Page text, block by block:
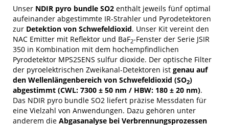
Unser NDIR pyro bundle SO2 enthält jeweils fünf optimal
aufeinander abgestimmte IR-Strahler und Pyrodetektoren
zur Detektion von Schwefeldioxid. Unser Kit vereint den
NAC Emitter mit Reflektor und BaF2-Fenster der Serie JSIR
350 in Kombination mit dem hochempfindlichen
Pyrodetektor MPS2SENS sulfur dioxide. Der optische Filter
der pyroelektrischen Zweikanal-Detektoren ist genau auf
den Wellenlängenbereich von Schwefeldioxid (SO2)
abgestimmt (CWL: 7300 ± 50 nm / HBW: 180 ± 20 nm).
Das NDIR pyro bundle SO2 liefert präzise Messdaten für
eine Vielzahl von Anwendungen. Dazu gehören unter
anderem die Abgasanalyse bei Verbrennungsprozessen